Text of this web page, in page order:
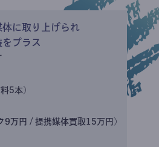
体に取り上げられ
をプラス
5本)
9万円 / 提携媒体買取15万円)